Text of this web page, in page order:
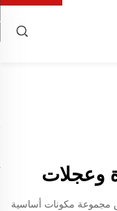
مجموعة مكونات أساسية